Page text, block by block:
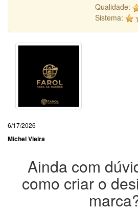
Qualidade:
Sistema:
6/17/2026
Michel Vieira
Ainda com
como criar o